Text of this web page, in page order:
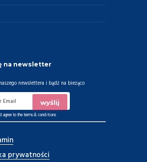
na newsletter
newslettera i bądź na bieżąco
agree to theterms & conditions
prywatności